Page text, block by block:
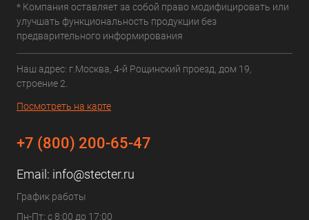
* Компания оставляет за собой право модифицировать или
улучшать функциональность продукции без
предварительного информирования
Наш адрес: г.Москва, 4-й Рощинский проезд, дом 19,
строение 2.
Посмотреть на карте
+7 (800) 200-65-47
Email: info@stecter.ru
График работы
Пн-Пт: с 8:00 до 17:00